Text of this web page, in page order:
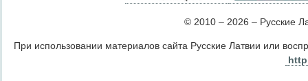
© 2010 – 2026 – Русские
При использовании материалов сайта Русские Латвии или